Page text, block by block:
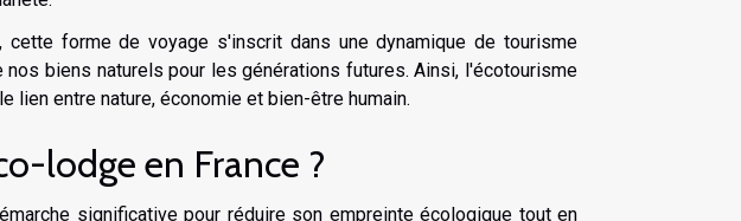
, cette forme de voyage s'inscrit dans une dynamique de tourisme
biens naturels pour les générations futures. Ainsi, l'écotourisme
entre nature, économie et bien-être humain.
lodge en France ?
significative pour réduire son empreinte écologique tout en